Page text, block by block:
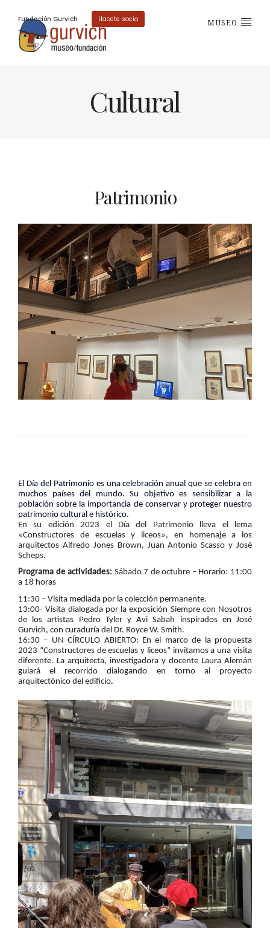
Fundación Gurvich Hacete socio MUSEO
Cultural
Patrimonio
El Día del Patrimonio es una celebración anual que se celebra en
muchos países del mundo. Su objetivo es sensibilizar a la
población sobre la importancia de conservar y proteger nuestro
patrimonio cultural e histórico.
En su edición 2023 el Día del Patrimonio lleva el lema
«Constructores de escuelas y liceos», en homenaje a los
arquitectos Alfredo Jones Brown, Juan Antonio Scasso y José
Scheps.
Programa de actividades: Sábado 7 de octubre – Horario: 11:00
a 18 horas
11:30 – Visita mediada por la colección permanente.
13:00- Visita dialogada por la exposición Siempre con Nosotros
de los artistas Pedro Tyler y Avi Sabah inspirados en José
Gurvich, con curaduría del Dr. Royce W. Smith.
16:30 – UN CÍRCULO ABIERTO: En el marco de la propuesta
2023 “Constructores de escuelas y liceos” invitamos a una visita
diferente. La arquitecta, investigadora y docente Laura Alemán
guiará el recorrido dialogando en torno al proyecto
arquitectónico del edificio.